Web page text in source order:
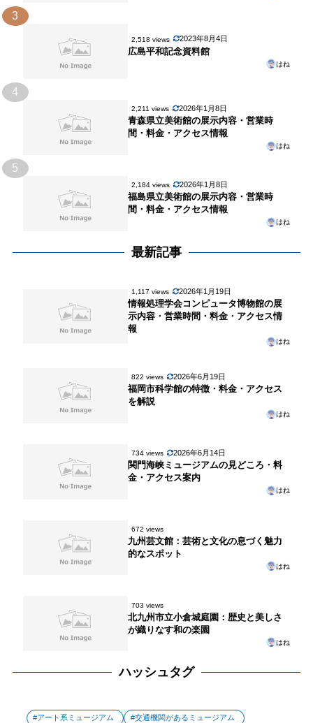
3
2,518 views 2023年8月4日
広島平和記念資料館
はね
4
2,211 views 2026年1月8日
青森県立美術館の展示内容・営業時
間・料金・アクセス情報
はね
5
2,184 views 2026年1月8日
福島県立美術館の展示内容・営業時
間・料金・アクセス情報
はね
最新記事
1,117 views 2026年1月19日
情報処理学会コンピュータ博物館の展
示内容・営業時間・料金・アクセス情
報
はね
822 views 2026年6月19日
福岡市科学館の特徴・料金・アクセス
を解説
はね
734 views 2026年6月14日
関門海峡ミュージアムの見どころ・料
金・アクセス案内
はね
672 views
九州芸文館：芸術と文化の息づく魅力
的なスポット
はね
703 views
北九州市立小倉城庭園：歴史と美しさ
が織りなす和の楽園
はね
ハッシュタグ
アート系ミュージアム 交通機関があるミュージアム